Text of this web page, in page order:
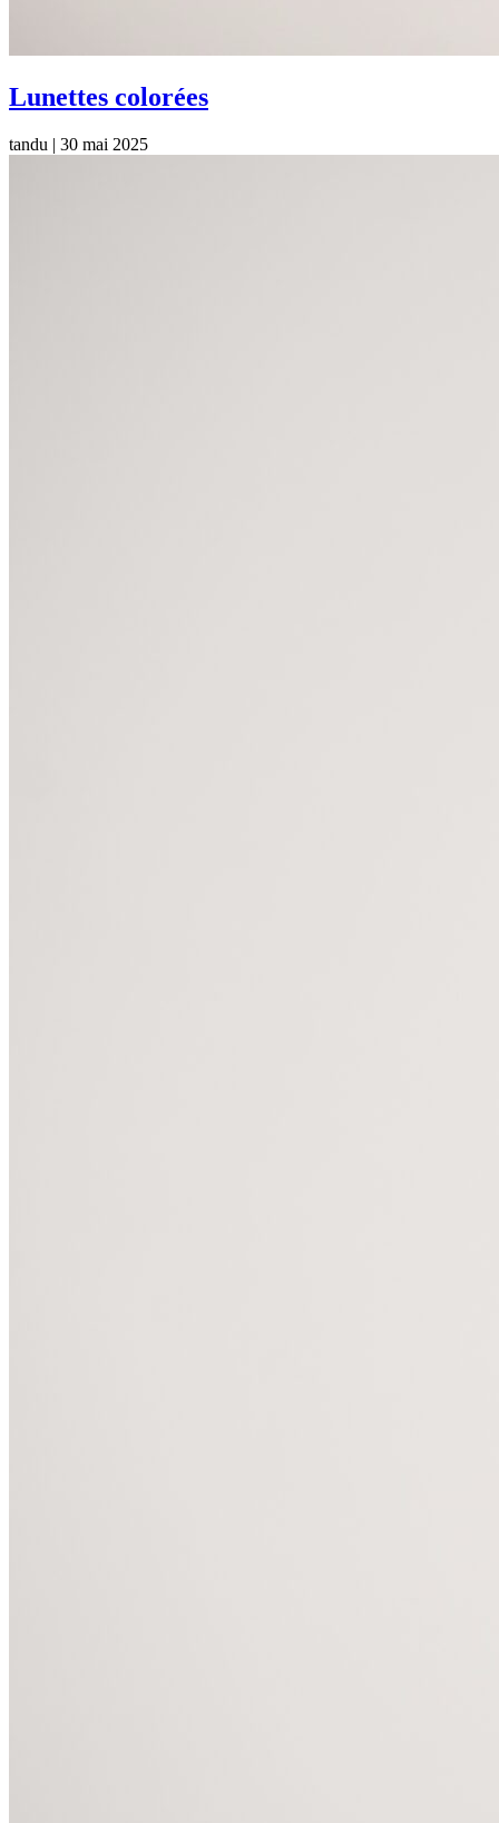
Lunettes colorées
tandu | 30 mai 2025